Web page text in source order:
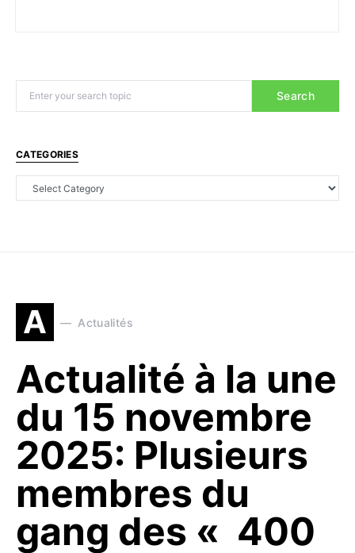
Search
CATEGORIES
A Actualités
Actualité à la une
du 15 novembre
2025: Plusieurs
membres du
gang des « 400